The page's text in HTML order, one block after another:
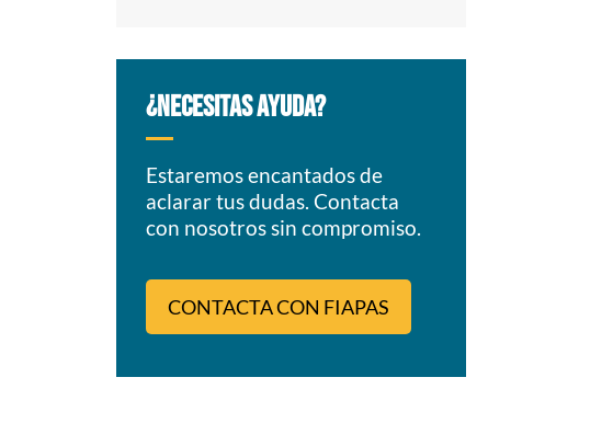
¿NECESITAS AYUDA?
Estaremos encantados de
aclarar tus dudas. Contacta
con nosotros sin compromiso.
CONTACTA CON FIAPAS